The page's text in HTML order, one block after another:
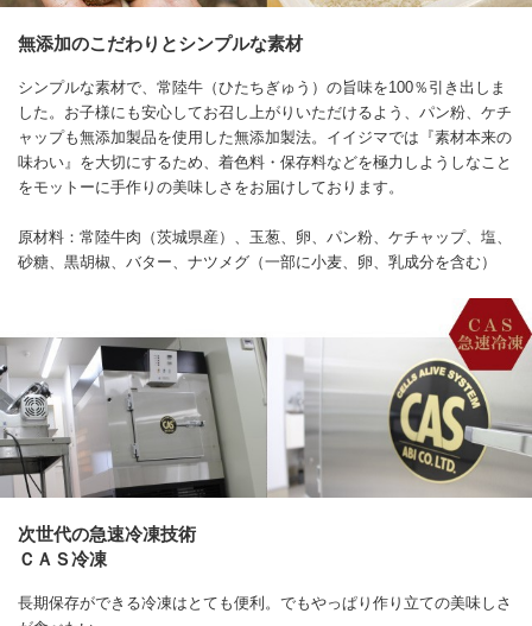
無添加のこだわりとシンプルな素材
シンプルな素材で、常陸牛（ひたちぎゅう）の旨味を100％引き出しま
した。お子様にも安心してお召し上がりいただけるよう、パン粉、ケチ
ャップも無添加製品を使用した無添加製法。イイジマでは『素材本来の
味わい』を大切にするため、着色料・保存料などを極力しようしなこと
をモットーに手作りの美味しさをお届けしております。
原材料：常陸牛肉（茨城県産）、玉葱、卵、パン粉、ケチャップ、塩、
砂糖、黒胡椒、バター、ナツメグ（一部に小麦、卵、乳成分を含む）
次世代の急速冷凍技術
ＣＡＳ冷凍
長期保存ができる冷凍はとても便利。でもやっぱり作り立ての美味しさ